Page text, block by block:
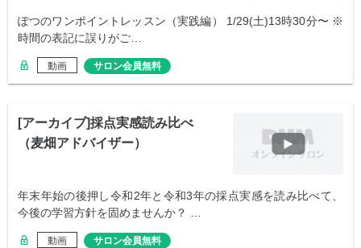
ぽつのワンポイントレッスン（実践編） 1/29(土)13時30分〜 ※
時間の表記に誤りがご…
動画 サロン会員無料
[アーカイブ]採点実感読み比べ
（麦畑アドバイザー）
年末年始の後押し令和2年と令和3年の採点実感を読み比べて、
今後の学習方針を固めませんか？ …
動画 サロン会員無料